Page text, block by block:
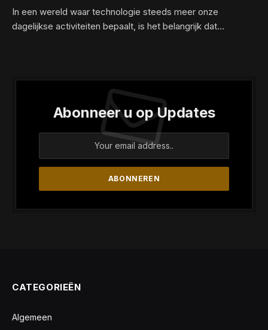
In een wereld waar technologie steeds meer onze
dagelijkse activiteiten bepaalt, is het belangrijk dat…
Abonneer u op Updates
CATEGORIEËN
Algemeen